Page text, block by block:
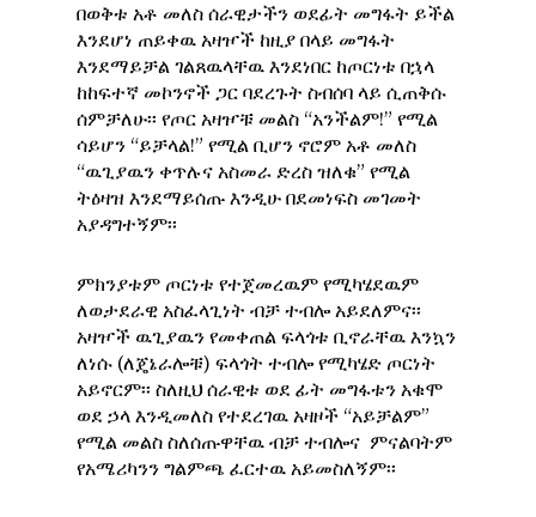
በወቅቱ አቶ መለስ ሰራዊታችን ወደፊት መግፋት ይችል
እንደሆነ ጠይቀዉ አዛዦች ከዚያ በላይ መግፋት
እንደማይቻል ገልጸዉላቸዉ እንደነበር ከጦርነቱ በኋላ
ከከፍተኛ መኮንኖች ጋር ባደረጉት ስብሰባ ላይ ሲጠቅሱ
ሰምቻለሁ፡፡ የጦር አዛዦቹ መልስ “አንችልም!” የሚል
ሳይሆን “ይቻላል!” የሚል ቢሆን ኖሮም አቶ መለስ
“ዉጊያዉን ቀጥሉና አስመራ ድረስ ዝለቁ” የሚል
ትዕዛዝ እንደማይሰጡ እንዲሁ በደመነፍስ መገመት
አያዳግተኝም፡፡
ምክንያቱም ጦርነቱ የተጀመረዉም የሚካሄደዉም
ለወታደራዊ አስፈላጊነት ብቻ ተብሎ አይደለምና፡፡
አዛዦች ዉጊያዉን የመቀጠል ፍላጎቱ ቢኖራቸዉ እንኳን
ለነሱ (ለጄኔራሎቹ) ፍላጎት ተብሎ የሚካሄድ ጦርነት
አይኖርም፡፡ ስለዚህ ሰራዊቱ ወደ ፊት መግፋቱን አቁሞ
ወደ ኃላ እንዲመለስ የተደረገዉ አዛዞች “አይቻልም”
የሚል መልስ ስለሰጡዋቸዉ ብቻ ተብሎና ምናልባትም
የአሜሪካንን ግልምጫ ፈርተዉ አይመስለኝም፡፡